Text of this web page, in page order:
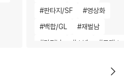
#판타지/SF #영상화
#백합/GL #재벌남
#다정남 # 소년 #로맨스